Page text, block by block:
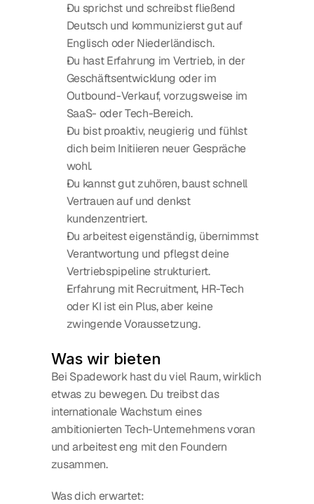
Du sprichst und schreibst fließend
Deutsch und kommunizierst gut auf
Englisch oder Niederländisch.
Du hast Erfahrung im Vertrieb, in der
Geschäftsentwicklung oder im
Outbound-Verkauf, vorzugsweise im
SaaS- oder Tech-Bereich.
Du bist proaktiv, neugierig und fühlst
dich beim Initiieren neuer Gespräche
wohl.
Du kannst gut zuhören, baust schnell
Vertrauen auf und denkst
kundenzentriert.
Du arbeitest eigenständig, übernimmst
Verantwortung und pflegst deine
Vertriebspipeline strukturiert.
Erfahrung mit Recruitment, HR-Tech
oder KI ist ein Plus, aber keine
zwingende Voraussetzung.
Was wir bieten
Bei Spadework hast du viel Raum, wirklich
etwas zu bewegen. Du treibst das
internationale Wachstum eines
ambitionierten Tech-Unternehmens voran
und arbeitest eng mit den Foundern
zusammen.
Was dich erwartet: